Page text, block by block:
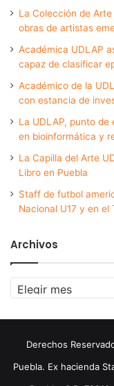
La Colección de
obras de artistas
Académica UDLAP
capaz de clasificar
Académico de la
con estancia de
La UDLAP, punto
en bioinformática y
La Capilla del Arte
Libro en Puebla
Staff de futbol
Nacional U17 y en el
Archivos
Archivos
Derechos
Puebla. Ex hacienda